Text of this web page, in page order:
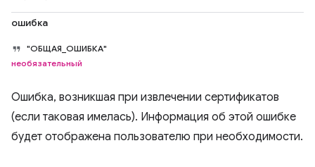
ошибка
"ОБЩАЯ_ОШИБКА"
необязательный
Ошибка, возникшая при извлечении сертификатов
(если таковая имелась). Информация об этой ошибке
будет отображена пользователю при необходимости.